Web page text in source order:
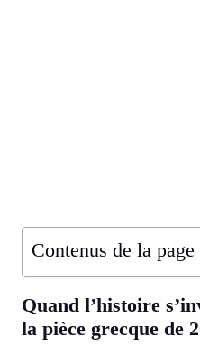
Contenus de la page
Quand l’histoire
la pièce grecque de